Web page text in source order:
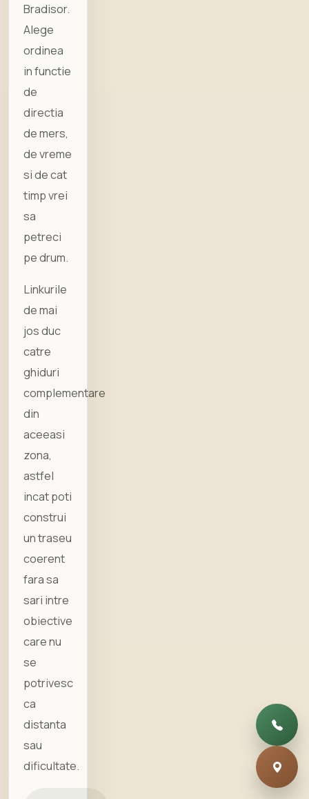
Bradisor.
Alege
ordinea
in functie
de
directia
de mers,
de vreme
si de cat
timp vrei
sa
petreci
pe drum.
Linkurile
de mai
jos duc
catre
ghiduri
complementare
din
aceeasi
zona,
astfel
incat poti
construi
un traseu
coerent
fara sa
sari intre
obiective
care nu
se
potrivesc
ca
distanta
sau
dificultate.